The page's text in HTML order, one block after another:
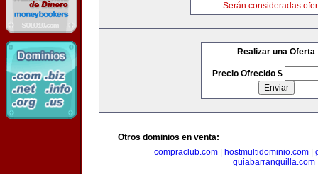
Serán consideradas
Realizar una Oferta
Precio Ofrecido $
Otros dominios en venta:
compraclub.com
hostmultidominio.com
guiabarranquilla.com